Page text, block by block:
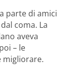
parte di amici
coma. La
aveva
– le
migliorare.